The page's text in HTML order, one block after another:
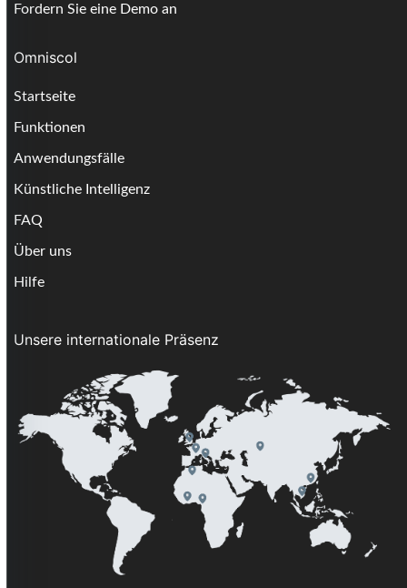
Fordern Sie eine Demo an
Omniscol
Startseite
Funktionen
Anwendungsfälle
Künstliche Intelligenz
FAQ
Über uns
Hilfe
Unsere internationale Präsenz